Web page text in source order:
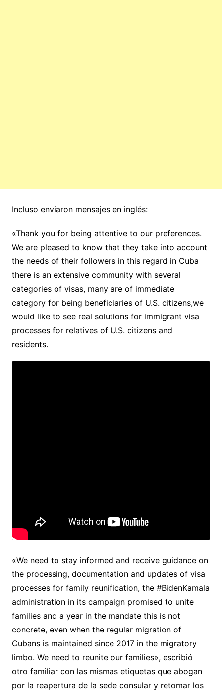
Incluso enviaron mensajes en inglés:
«Thank you for being attentive to our preferences.
We are pleased to know that they take into account
the needs of their followers in this regard in Cuba
there is an extensive community with several
categories of visas, many are of immediate
category for being beneficiaries of U.S. citizens,we
would like to see real solutions for immigrant visa
processes for relatives of U.S. citizens and
residents.
«We need to stay informed and receive guidance on
the processing, documentation and updates of visa
processes for family reunification, the #BidenKamala
administration in its campaign promised to unite
families and a year in the mandate this is not
concrete, even when the regular migration of
Cubans is maintained since 2017 in the migratory
limbo. We need to reunite our families», escribió
otro familiar con las mismas etiquetas que abogan
por la reapertura de la sede consular y retomar los